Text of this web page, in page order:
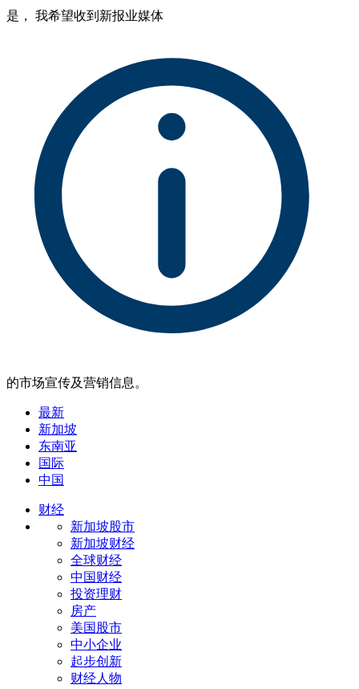
是， 我希望收到新报业媒体
的市场宣传及营销信息。
最新
新加坡
东南亚
国际
中国
财经
新加坡股市
新加坡财经
全球财经
中国财经
投资理财
房产
美国股市
中小企业
起步创新
财经人物